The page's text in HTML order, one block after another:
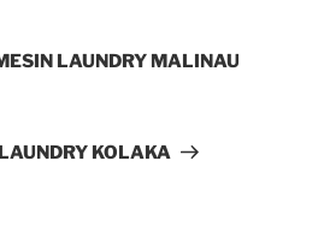
LAUNDRY MALINAU
KOLAKA